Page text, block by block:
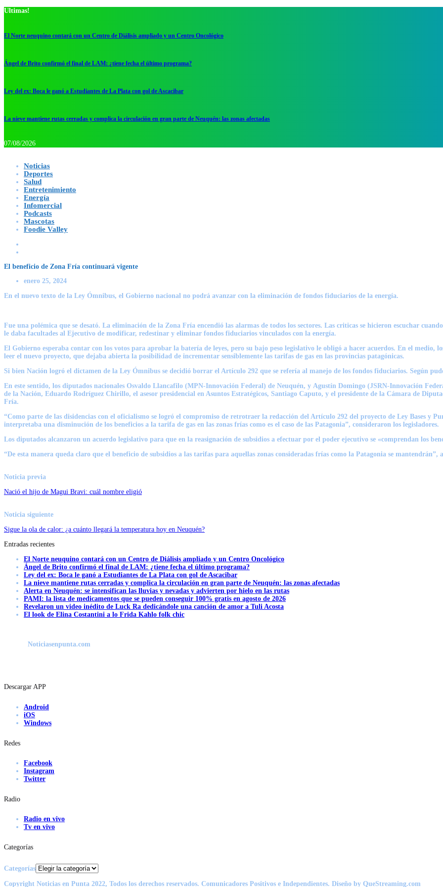
Ultimas!
El Norte neuquino contará con un Centro de Diálisis ampliado y un Centro Oncológico
Ángel de Brito confirmó el final de LAM: ¿tiene fecha el último programa?
Ley del ex: Boca le ganó a Estudiantes de La Plata con gol de Ascacibar
La nieve mantiene rutas cerradas y complica la circulación en gran parte de Neuquén: las zonas afectadas
07/08/2026
Noticias
Deportes
Salud
Entretenimiento
Energía
Infomercial
Podcasts
Mascotas
Foodie Valley
El beneficio de Zona Fría continuará vigente
enero 25, 2024
En el nuevo texto de la Ley Ómnibus, el Gobierno nacional no podrá avanzar con la eliminación de fondos fiduciarios de la energía.
Fue una polémica que se desató. La eliminación de la Zona Fría encendió las alarmas de todos los sectores. Las criticas se hicieron escuchar
le daba facultades al Ejecutivo de modificar, redestinar y eliminar fondos fiduciarios vinculados con la energía.
El Gobierno esperaba contar con los votos para aprobar la batería de leyes, pero su bajo peso legislativo le obligó a hacer acuerdos. En el medio,
leer el nuevo proyecto, que dejaba abierta la posibilidad de incrementar sensiblemente las tarifas de gas en las provincias patagónicas.
Si bien Nación logró el dictamen de la Ley Ómnibus se decidió borrar el Artículo 292 que se refería al manejo de los fondos fiduciarios. Según
En este sentido, los diputados nacionales Osvaldo Llancafilo (MPN-Innovación Federal) de Neuquén, y Agustín Domingo (JSRN-Innovación
de la Nación, Eduardo Rodríguez Chirillo, el asesor presidencial en Asuntos Estratégicos, Santiago Caputo, y el presidente de la Cámara de
Fría.
“Como parte de las disidencias con el oficialismo se logró el compromiso de retrotraer la redacción del Artículo 292 del proyecto de Ley Bases y
interpretaba una disminución de los beneficios a la tarifa de gas en las zonas frías como es el caso de las Patagonia”, consideraron los legisladores.
Los diputados alcanzaron un acuerdo legislativo para que en la reasignación de subsidios a efectuar por el poder ejecutivo se «comprendan los
“De esta manera queda claro que el beneficio de subsidios a las tarifas para aquellas zonas consideradas frías como la Patagonia se mantendrán”,
Noticia previa
Nació el hijo de Magui Bravi: cuál nombre eligió
Noticia siguiente
Sigue la ola de calor: ¿a cuánto llegará la temperatura hoy en Neuquén?
Entradas recientes
El Norte neuquino contará con un Centro de Diálisis ampliado y un Centro Oncológico
Ángel de Brito confirmó el final de LAM: ¿tiene fecha el último programa?
Ley del ex: Boca le ganó a Estudiantes de La Plata con gol de Ascacibar
La nieve mantiene rutas cerradas y complica la circulación en gran parte de Neuquén: las zonas afectadas
Alerta en Neuquén: se intensifican las lluvias y nevadas y advierten por hielo en las rutas
PAMI: la lista de medicamentos que se pueden conseguir 100% gratis en agosto de 2026
Revelaron un video inédito de Luck Ra dedicándole una canción de amor a Tuli Acosta
El look de Elina Costantini a lo Frida Kahlo folk chic
Noticiasenpunta.com
Descargar APP
Android
iOS
Windows
Redes
Facebook
Instagram
Twitter
Radio
Radio en vivo
Tv en vivo
Categorías
Categorías
Copyright Noticias en Punta 2022, Todos los derechos reservados. Comunicadores Positivos e Independientes. Diseño by QueStreaming.com